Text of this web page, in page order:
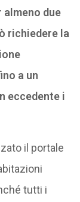
due
richiedere la
a un
eccedente i
il portale
tutti i